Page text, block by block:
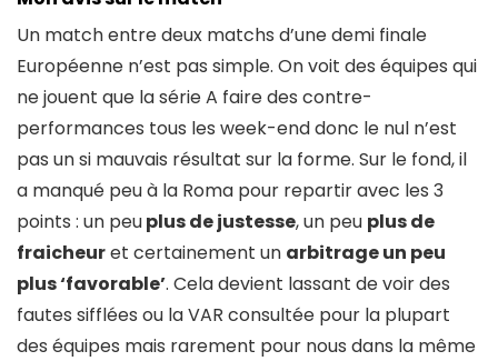
Un match entre deux matchs d’une demi finale
Européenne n’est pas simple. On voit des équipes qui
ne jouent que la série A faire des contre-
performances tous les week-end donc le nul n’est
pas un si mauvais résultat sur la forme. Sur le fond, il
a manqué peu à la Roma pour repartir avec les 3
points : un peuplus de justesse, un peu plus de
fraicheuret certainement un arbitrage un peu
plus ‘favorable’. Cela devient lassant de voir des
fautes sifflées ou la VAR consultée pour la plupart
des équipes mais rarement pour nous dans la même